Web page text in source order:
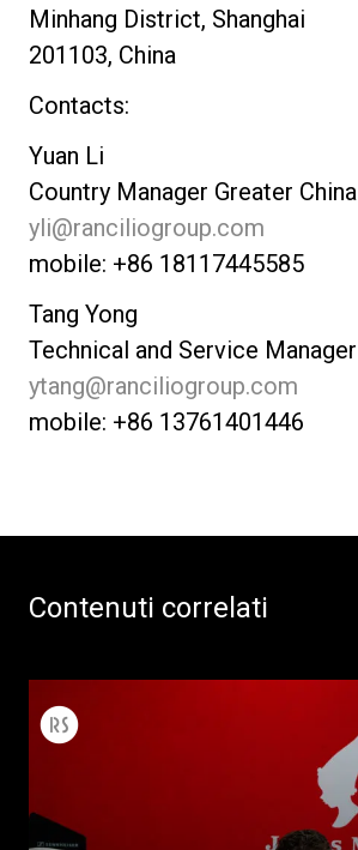
Minhang District, Shanghai
201103, China
Contacts:
Yuan Li
Country Manager Greater China
yli@ranciliogroup.com
mobile: +86 18117445585
Tang Yong
Technical and Service Manager
ytang@ranciliogroup.com
mobile: +86 13761401446
Contenuti correlati